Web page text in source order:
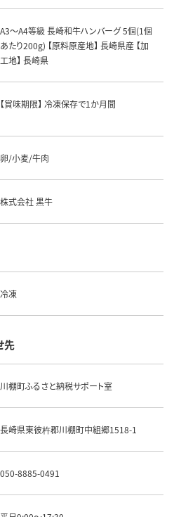
A3～A4等級 長崎和牛ハンバーグ 5個(1個
あたり200g) 【原料原産地】 長崎県産 【加
工地】 長崎県
【賞味期限】 冷凍保存で1か月間
卵/小麦/牛肉
株式会社 黒牛
冷凍
先
川棚町ふるさと納税サポート室
長崎県東彼杵郡川棚町中組郷1518-1
050-8885-0491